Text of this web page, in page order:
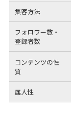
集客方法
フォロワー数・
登録者数
コンテンツの性
質
属人性